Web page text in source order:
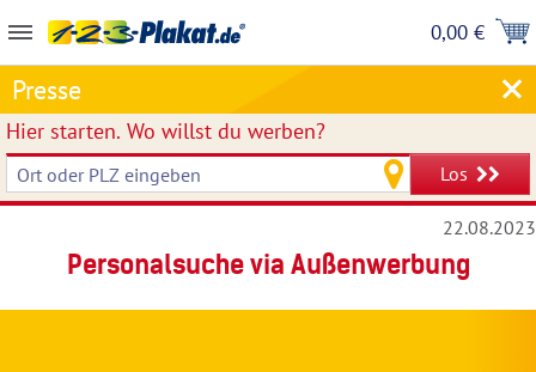
0,00 €
Presse
Hier starten. Wo willst du werben?
Los
22.08.2023
Personalsuche via Außenwerbung